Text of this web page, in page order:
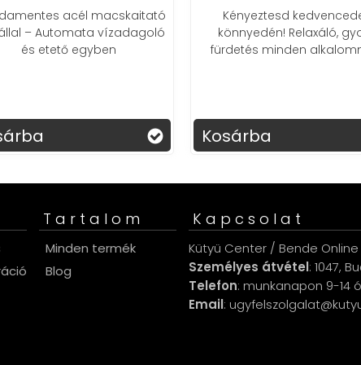
acél macskaitató
– Automata vízadagoló
és etető egyben
Kényeztesd
könnyedén! Relaxáló,
fürdetés minden
Kosárba
Tartalom
Minden termék
Blog
Kapcsolat
Kütyü Center / Bende
Személyes átvétel: 1047,
Telefon: munkanapon 9-14
Email: